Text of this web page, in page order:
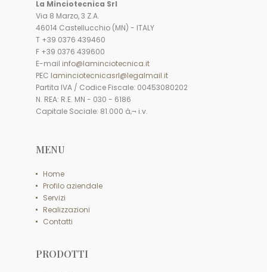
La Minciotecnica Srl
Via 8 Marzo, 3 Z.A.
46014 Castellucchio (MN) - ITALY
T +39 0376 439460
F +39 0376 439600
E-mail info@laminciotecnica.it
PEC laminciotecnicasrl@legalmail.it
Partita IVA / Codice Fiscale: 00453080202
N. REA: R.E. MN - 030 - 6186
Capitale Sociale: 81.000 â‚¬ i.v.
MENU
Home
Profilo aziendale
Servizi
Realizzazioni
Contatti
PRODOTTI